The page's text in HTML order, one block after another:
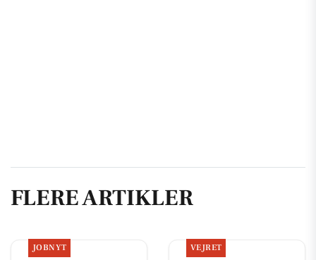
FLERE ARTIKLER
JOBNYT VEJRET